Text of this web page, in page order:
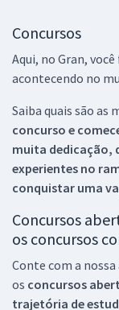
Concursos
Aqui, no Gran,
acontecendo no
Saiba quais são as
concurso e
muita dedicação,
experientes no
conquistar uma
Concursos
os concursos
Conte com a
os concursos
trajetória de